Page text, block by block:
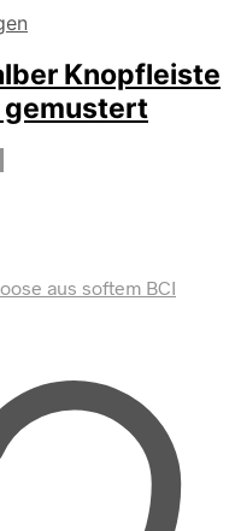
Knopfleiste
gemustert
Die
der
Produktseite
gewählt
werden